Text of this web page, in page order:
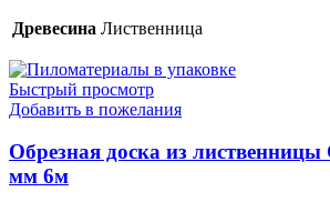
Древесина Лиственница
Быстрый просмотр
Добавить в пожелания
Обрезная доска из лиственницы
мм 6м